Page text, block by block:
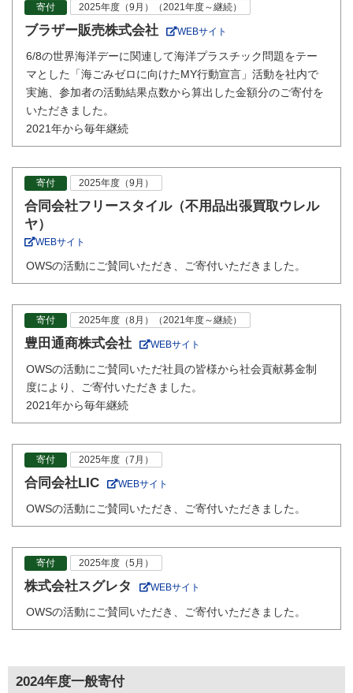
寄付 2025年度（9月）（2021年度～継続）
ブラザー販売株式会社 WEBサイト
6/8の世界海洋デーに関連して海洋プラスチック問題をテー
マとした「海ごみゼロに向けたMY行動宣言」活動を社内で
実施、参加者の活動結果点数から算出した金額分のご寄付を
いただきました。
2021年から毎年継続
寄付 2025年度（9月）
合同会社フリースタイル（不用品出張買取ウレル
ヤ）
WEBサイト
OWSの活動にご賛同いただき、ご寄付いただきました。
寄付 2025年度（8月）（2021年度～継続）
豊田通商株式会社 WEBサイト
OWSの活動にご賛同いただ社員の皆様から社会貢献募金制
度により、ご寄付いただきました。
2021年から毎年継続
寄付 2025年度（7月）
合同会社LIC WEBサイト
OWSの活動にご賛同いただき、ご寄付いただきました。
寄付 2025年度（5月）
株式会社スグレタ WEBサイト
OWSの活動にご賛同いただき、ご寄付いただきました。
2024年度一般寄付